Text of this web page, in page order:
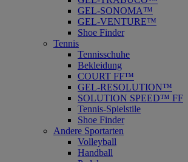
GEL-SONOMA™
GEL-VENTURE™
Shoe Finder
Tennis
Tennisschuhe
Bekleidung
COURT FF™
GEL-RESOLUTION™
SOLUTION SPEED™ FF
Tennis-Spielstile
Shoe Finder
Andere Sportarten
Volleyball
Handball